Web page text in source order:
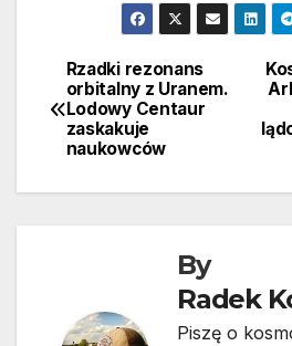
Nawigacja
wpisu
Rzadki rezonans
orbitalny z Uranem.
Lodowy Centaur
zaskakuje
naukowców
By
Radek
Piszę o